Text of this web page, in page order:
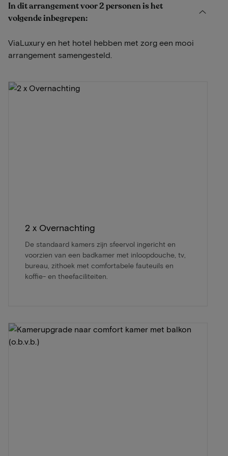
In dit arrangement voor 2 personen is het
volgende inbegrepen:
ViaLuxury en het hotel hebben met zorg een mooi
arrangement samengesteld.
2 x Overnachting
De standaard kamers zijn sfeervol ingericht en
voorzien van een badkamer met inloopdouche, tv,
bureau, zithoek met comfortabele fauteuils en
koffie- en theefaciliteiten.